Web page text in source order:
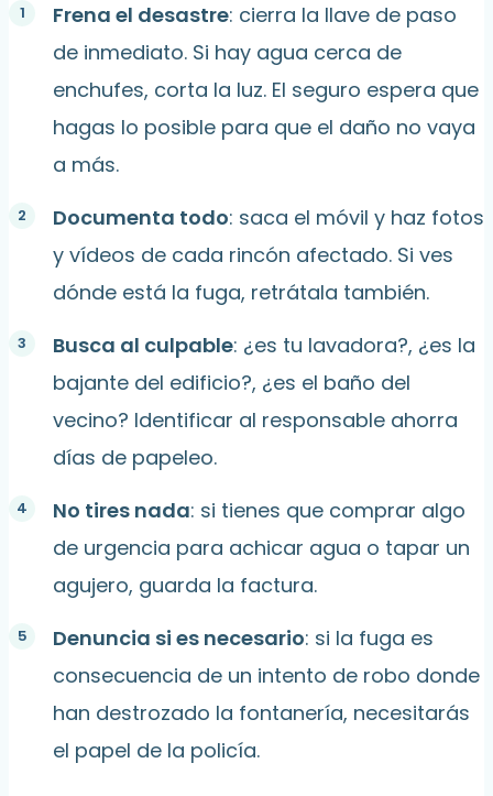
Frena el desastre: cierra la llave de paso
de inmediato. Si hay agua cerca de
enchufes, corta la luz. El seguro espera que
hagas lo posible para que el daño no vaya
a más.
Documenta todo: saca el móvil y haz fotos
y vídeos de cada rincón afectado. Si ves
dónde está la fuga, retrátala también.
Busca al culpable: ¿es tu lavadora?, ¿es la
bajante del edificio?, ¿es el baño del
vecino? Identificar al responsable ahorra
días de papeleo.
No tires nada: si tienes que comprar algo
de urgencia para achicar agua o tapar un
agujero, guarda la factura.
Denuncia si es necesario: si la fuga es
consecuencia de un intento de robo donde
han destrozado la fontanería, necesitarás
el papel de la policía.